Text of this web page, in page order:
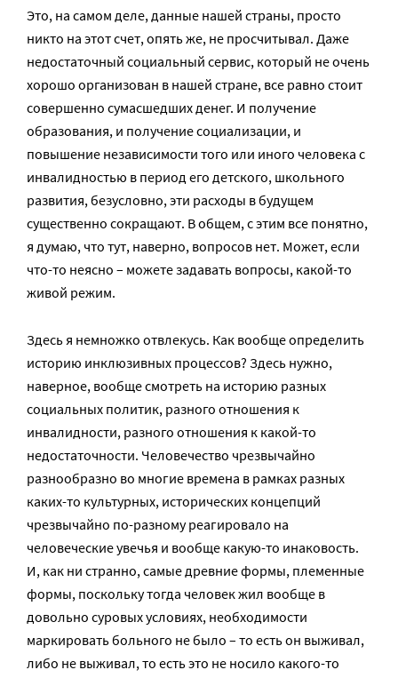
Это, на самом деле, данные нашей страны, просто
никто на этот счет, опять же, не просчитывал. Даже
недостаточный социальный сервис, который не очень
хорошо организован в нашей стране, все равно стоит
совершенно сумасшедших денег. И получение
образования, и получение социализации, и
повышение независимости того или иного человека с
инвалидностью в период его детского, школьного
развития, безусловно, эти расходы в будущем
существенно сокращают. В общем, с этим все понятно,
я думаю, что тут, наверно, вопросов нет. Может, если
что-то неясно – можете задавать вопросы, какой-то
живой режим.
Здесь я немножко отвлекусь. Как вообще определить
историю инклюзивных процессов? Здесь нужно,
наверное, вообще смотреть на историю разных
социальных политик, разного отношения к
инвалидности, разного отношения к какой-то
недостаточности. Человечество чрезвычайно
разнообразно во многие времена в рамках разных
каких-то культурных, исторических концепций
чрезвычайно по-разному реагировало на
человеческие увечья и вообще какую-то инаковость.
И, как ни странно, самые древние формы, племенные
формы, поскольку тогда человек жил вообще в
довольно суровых условиях, необходимости
маркировать больного не было – то есть он выживал,
либо не выживал, то есть это не носило какого-то